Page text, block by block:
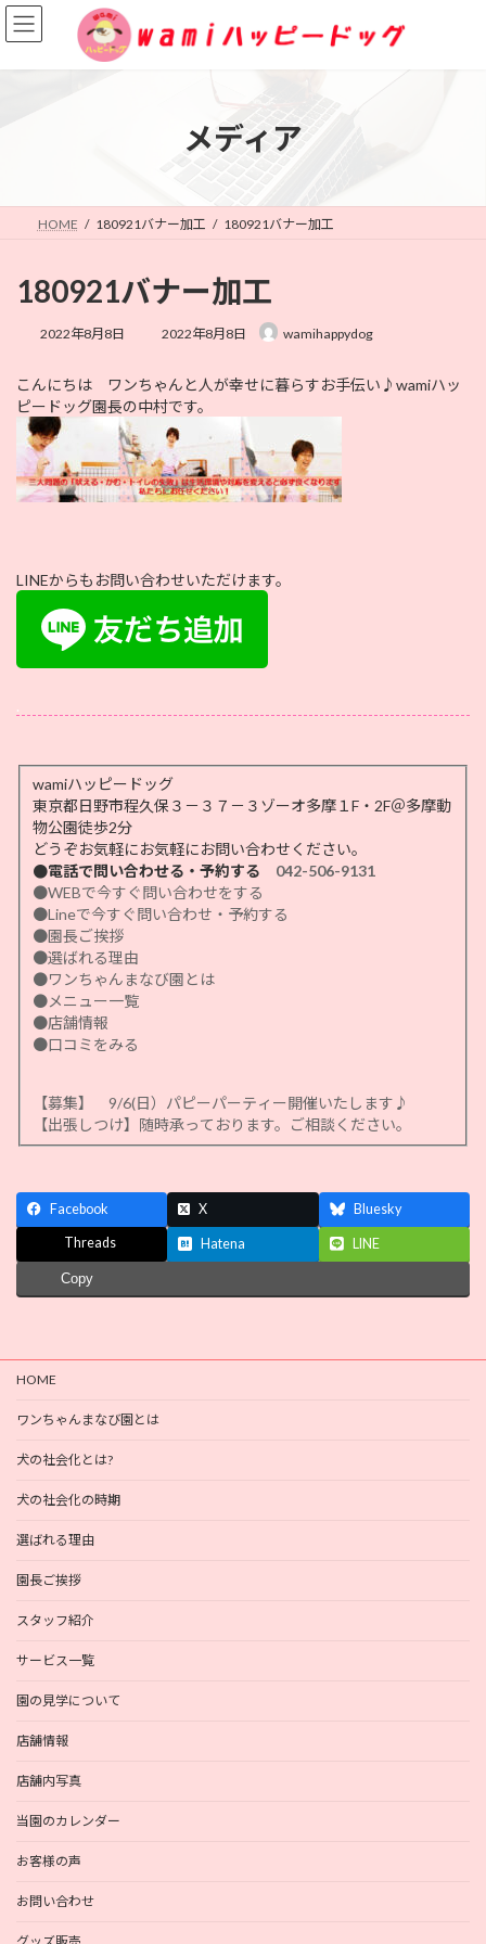
コ
ン
ン
プ
ナ
ビ
ー
動
メディア
HOME 180921バナー加工 180921バナー加工
180921バナー加工
2022年8月8日
最
新
日
時
2022年8月8日 wamihappydog
こんにちは ワンちゃんと人が幸せに暮らすお手伝い♪wamiハッ
ピードッグ園長の中村です。
LINEからもお問い合わせいただけます。
.
wamiハッピードッグ
東京都日野市程久保３－３７－３ゾーオ多摩１F・2F＠多摩動
物公園徒歩2分
どうぞお気軽にお気軽にお問い合わせください。
●電話で問い合わせる・予約する 042-506-9131
●WEBで今すぐ問い合わせをする
●Lineで今すぐ問い合わせ・予約する
●園長ご挨拶
●選ばれる理由
●ワンちゃんまなび園とは
●メニュー一覧
●店舗情報
●口コミをみる
【募集】 9/6(日）パピーパーティー開催いたします♪
【出張しつけ】随時承っております。ご相談ください。
Facebook X Bluesky
Threads Hatena LINE
Copy
HOME
ワンちゃんまなび園とは
犬の社会化とは?
犬の社会化の時期
選ばれる理由
園長ご挨拶
スタッフ紹介
サービス一覧
園の見学について
店舗情報
店舗内写真
当園のカレンダー
お客様の声
お問い合わせ